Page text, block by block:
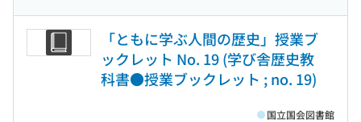
「ともに学ぶ人間の歴史」授業ブ
ックレット No. 19 (学び舎歴史教
科書●授業ブックレット ; no. 19)
国立国会図書館